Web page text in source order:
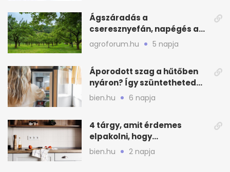
Ágszáradás a
cseresznyefán, napégés a
kajszin: mit tehetsz most?
agroforum.hu 5 napja
Áporodott szag a hűtőben
nyáron? Így szüntetheted
meg olcsón
bien.hu 6 napja
4 tárgy, amit érdemes
elpakolni, hogy
hűvösebbnek tűnjön a lakás
bien.hu 2 napja